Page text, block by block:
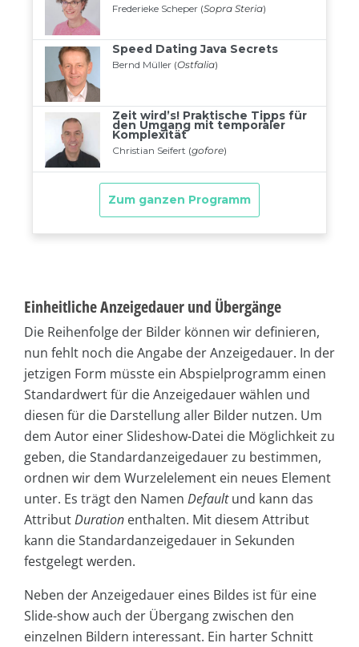
Einheitliche Anzeigedauer und Übergänge
Die Reihenfolge der Bilder können wir definieren,
nun fehlt noch die Angabe der Anzeigedauer. In der
jetzigen Form müsste ein Abspielprogramm einen
Standardwert für die Anzeigedauer wählen und
diesen für die Darstellung aller Bilder nutzen. Um
dem Autor einer Slideshow-Datei die Möglichkeit zu
geben, die Standardanzeigedauer zu bestimmen,
ordnen wir dem Wurzelelement ein neues Element
unter. Es trägt den Namen Defaultund kann das
AttributDuration enthalten. Mit diesem Attribut
kann die Standardanzeigedauer in Sekunden
festgelegt werden.
Neben der Anzeigedauer eines Bildes ist für eine
Slide-show auch der Übergang zwischen den
einzelnen Bildern interessant. Ein harter Schnitt